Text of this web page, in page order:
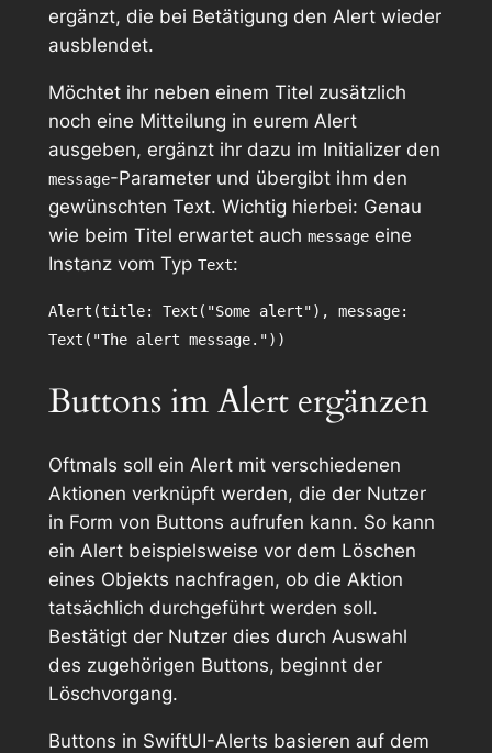
ergänzt, die bei Betätigung den Alert wieder
ausblendet.
Möchtet ihr neben einem Titel zusätzlich
noch eine Mitteilung in eurem Alert
ausgeben, ergänzt ihr dazu im Initializer den
message-Parameter und übergibt ihm den
gewünschten Text. Wichtig hierbei: Genau
wie beim Titel erwartet auch messageeine
Instanz vom Typ Text:
Alert(title: Text("Some alert"), message:
Text("The alert message."))
Buttons im Alert ergänzen
Oftmals soll ein Alert mit verschiedenen
Aktionen verknüpft werden, die der Nutzer
in Form von Buttons aufrufen kann. So kann
ein Alert beispielsweise vor dem Löschen
eines Objekts nachfragen, ob die Aktion
tatsächlich durchgeführt werden soll.
Bestätigt der Nutzer dies durch Auswahl
des zugehörigen Buttons, beginnt der
Löschvorgang.
Buttons in SwiftUI-Alerts basieren auf dem